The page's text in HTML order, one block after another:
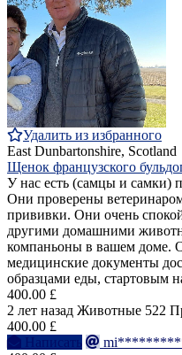
Удалить из избранного
East Dunbartonshire, Scotland
Щенок французского
У нас есть (самцы и самки)
Они проверены
прививки. Они очень
другими домашними
компаньоны в вашем доме.
медицинские документы
образцами еды, стартовым
400.00 £
2 лет назад Животные 522
400.00 £
Написать